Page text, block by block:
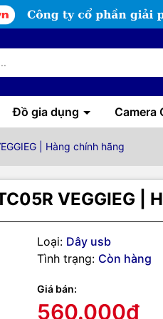
Đồ gia dụng Camera
| Hàng chính hãng
VEGGIEG |
Loại: Dây usb
Tình trạng: Còn hàng
Giá bán:
560.000₫